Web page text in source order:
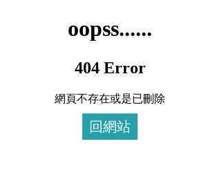
oopss......
404 Error
網頁不存在或是已刪除
回網站